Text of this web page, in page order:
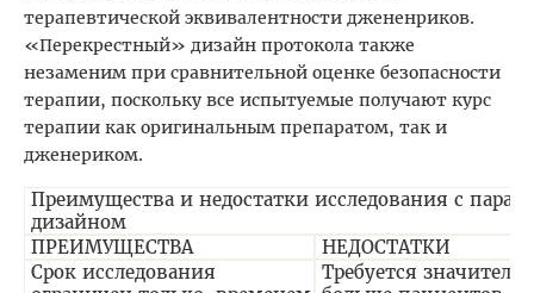
терапевтической эквивалентности джененриков.
«Перекрестный» дизайн протокола также
незаменим при сравнительной оценке безопасности
терапии, поскольку все испытуемые получают курс
терапии как оригинальным препаратом, так и
дженериком.
Преимущества и недостатки исследования с
дизайном
ПРЕИМУЩЕСТВА
НЕДОСТАТКИ
Срок исследования
Требуется